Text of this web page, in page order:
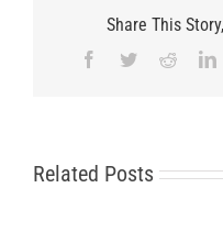
Share This
Facebook
TwitterReddit
Related Posts